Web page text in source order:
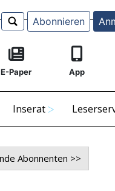
Abonnieren
E-Paper App
Inserat